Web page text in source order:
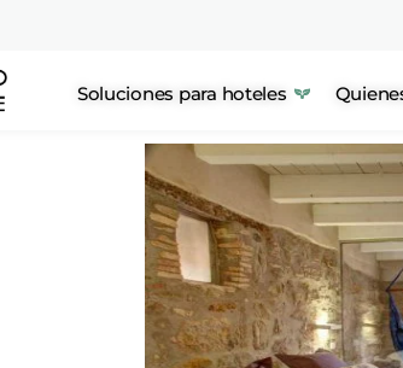
Soluciones para hoteles